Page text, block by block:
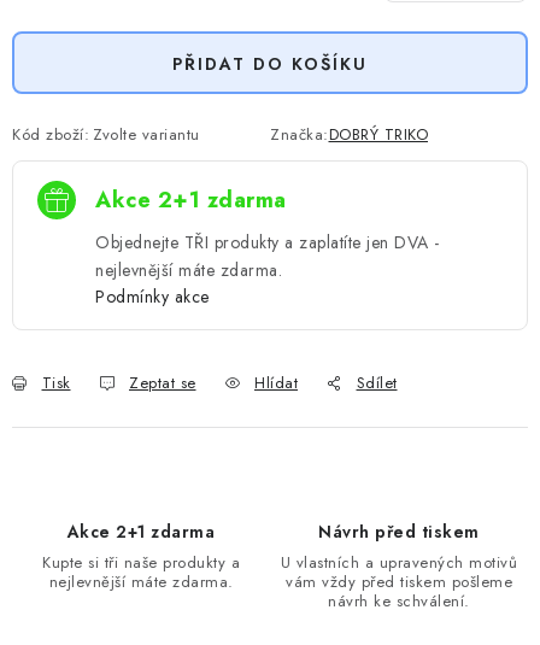
PŘIDAT DO KOŠÍKU
Kód zboží: Zvolte variantu Značka:DOBRÝ TRIKO
Akce 2+1 zdarma
Objednejte TŘI produkty a zaplatíte jen DVA -
nejlevnější máte zdarma.
Podmínky akce
Tisk Zeptat se Hlídat Sdílet
Akce 2+1 zdarma
Kupte si tři naše produkty a
nejlevnější máte zdarma.
Návrh před tiskem
U vlastních a upravených motivů
vám vždy před tiskem pošleme
návrh ke schválení.